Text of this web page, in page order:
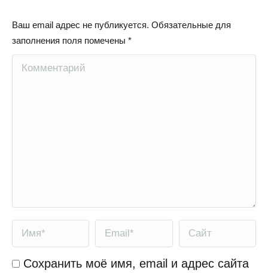
Ваш email адрес не публикуется. Обязательные для
заполнения поля помечены *
Комментарий
Имя * Email * Сайт
Сохранить моё имя, email и адрес сайта